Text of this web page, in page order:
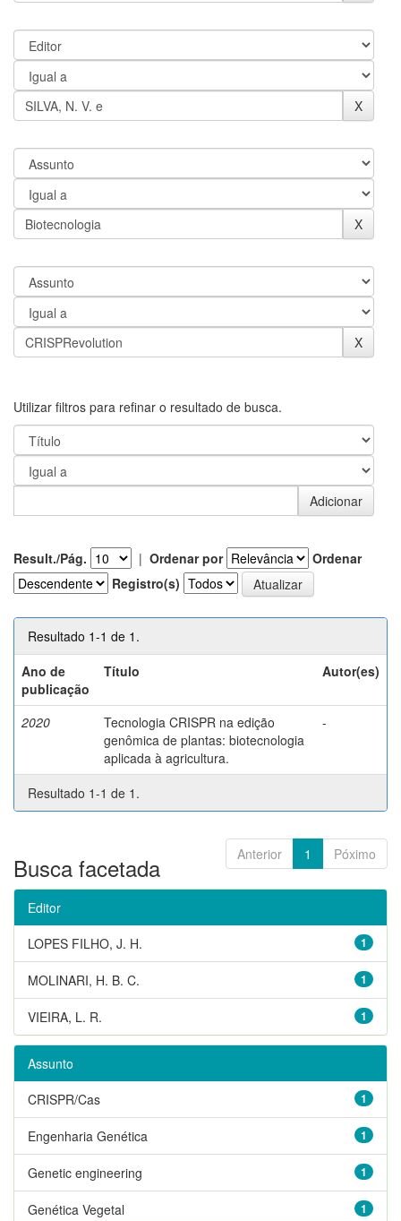
Utilizar filtros para refinar o resultado de busca.
Result./Pág. | Ordenar por
Ordenar
Registro(s)
Resultado 1-1 de 1.
Ano de
publicação
Título Autor(es)
2020
Tecnologia CRISPR na edição
genômica de plantas: biotecnologia
aplicada à agricultura.
-
Resultado 1-1 de 1.
Anterior 1 Póximo
Busca facetada
Editor
1
LOPES FILHO, J. H.
1
MOLINARI, H. B. C.
1
VIEIRA, L. R.
Assunto
1
CRISPR/Cas
1
Engenharia Genética
1
Genetic engineering
1
Genética Vegetal